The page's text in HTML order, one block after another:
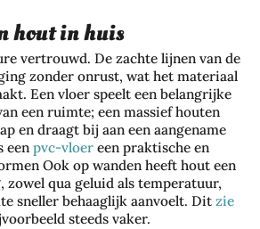
hout in huis
vertrouwd. De zachte lijnen van de
zonder onrust, wat het materiaal
Een vloer speelt een belangrijke
een ruimte; een massief houten
en draagt bij aan een aangename
een pvc-vloer een praktische en
Ook op wanden heeft hout een
zowel qua geluid als temperatuur,
sneller behaaglijk aanvoelt. Dit zie
steeds vaker.